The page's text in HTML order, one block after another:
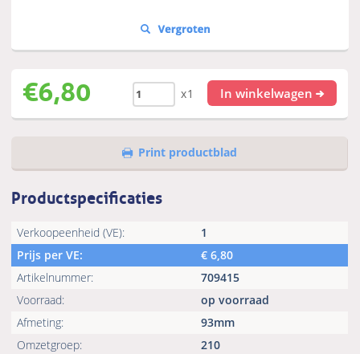
€6,80 x1 In winkelwagen
Print productblad
Productspecificaties
Verkoopeenheid (VE):
1
Prijs per VE:
€6,80
Artikelnummer:
709415
Voorraad:
op voorraad
Afmeting:
93mm
Omzetgroep:
210